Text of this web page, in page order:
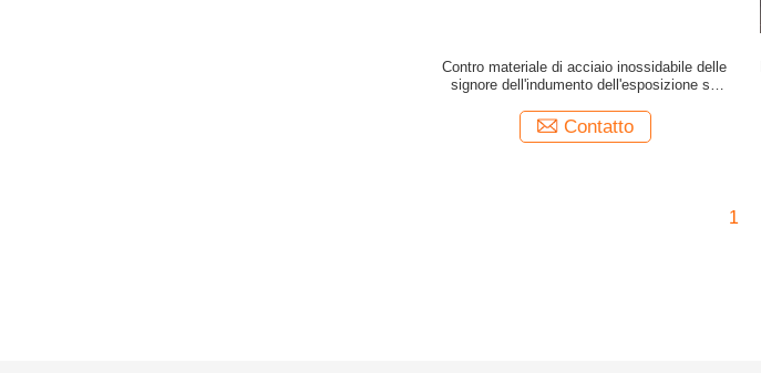
Contro materiale di acciaio inossidabile delle
signore dell'indumento dell'esposizione su
Contatto
1